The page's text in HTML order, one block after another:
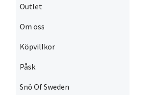
Outlet
Om oss
Köpvillkor
Påsk
Snö Of Sweden